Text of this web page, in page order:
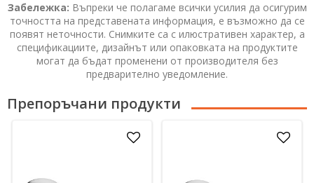
Забележка: Въпреки че полагаме всички усилия да осигурим
точността на представената информация, е възможно да се
появят неточности. Снимките са с илюстративен характер, а
спецификациите, дизайнът или опаковката на продуктите
могат да бъдат променени от производителя без
предварително уведомление.
Препоръчани продукти